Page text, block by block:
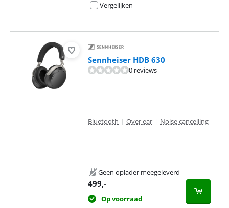
Vergelijken
Sennheiser HDB 630
0 reviews
Bluetooth | Over ear | Noise cancelling
Geen oplader meegeleverd
499,-
Op voorraad